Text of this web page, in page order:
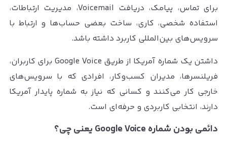
برای تماس، پیامک، دریافت Voicemail، مدیریت ارتباطات،
استفاده شخصی، کاری، ساخت بعضی حساب‌ها و ارتباط با
سرویس‌های بین‌المللی کاربرد داشته باشد.
داشتن یک شماره آمریکا از طریق Google Voice برای کاربران،
فریلنسرها، مدیران کسب‌وکار، افرادی که با سرویس‌های
خارجی کار می‌کنند و کسانی که نیاز به شماره پایدار آمریکا
دارند، انتخابی کاربردی و حرفه‌ای است.
دائمی بودن شماره Google Voice یعنی چی؟